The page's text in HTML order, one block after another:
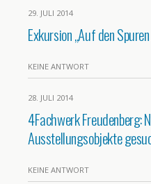
29. JULI 2014
Exkursion „Auf den
KEINE ANTWORT
28. JULI 2014
4Fachwerk Freudenberg:
Ausstellungsobjekte
KEINE ANTWORT